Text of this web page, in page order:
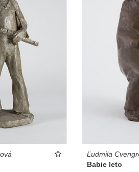
Ľudmila
Babie leto